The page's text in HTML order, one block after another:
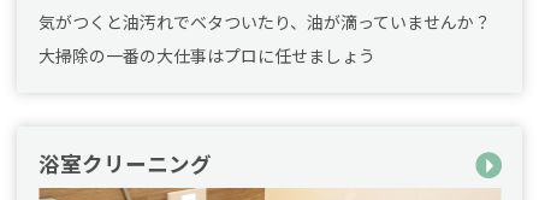
気がつくと油汚れでベタついたり、油が滴っていませんか？
大掃除の一番の大仕事はプロに任せましょう
浴室クリーニング